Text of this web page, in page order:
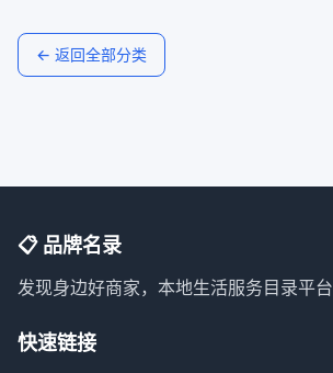
← 返回全部分类
📋 品牌名录
发现身边好商家，本地生活服务目录平台
快速链接